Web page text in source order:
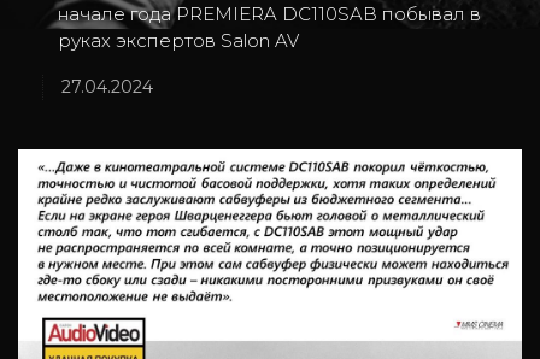
начале года PREMIERA DC110SAB побывал в
руках экспертов Salon AV
27.04.2024